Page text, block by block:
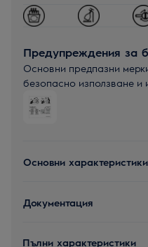
Предупреждения за
Основни предпазни
безопасно използване и
Основни характеристики
Документация
Пълни характеристики